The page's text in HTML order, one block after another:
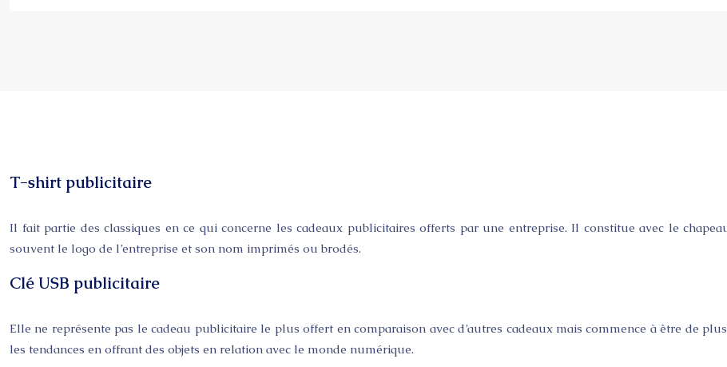
T-shirt publicitaire
Il fait partie des classiques en ce qui concerne les cadeaux publicitaires offerts par une entreprise. Il constitue avec le
souvent le logo de l’entreprise et son nom imprimés ou brodés.
Clé USB publicitaire
Elle ne représente pas le cadeau publicitaire le plus offert en comparaison avec d’autres cadeaux mais commence à être de
les tendances en offrant des objets en relation avec le monde numérique.